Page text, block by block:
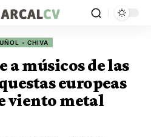
- CHIVA
a músicos de las
europeas
viento metal